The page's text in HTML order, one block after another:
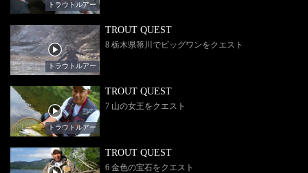
トラウトルアー
トラウトルアー
TROUT QUEST
8 栃木県箒川でビッグワンをクエスト
トラウトルアー
TROUT QUEST
7 山の女王をクエスト
TROUT QUEST
6 金色の宝石をクエスト